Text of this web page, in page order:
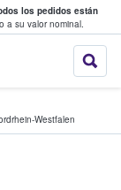
los pedidos están
a su valor nominal.
Westfalen